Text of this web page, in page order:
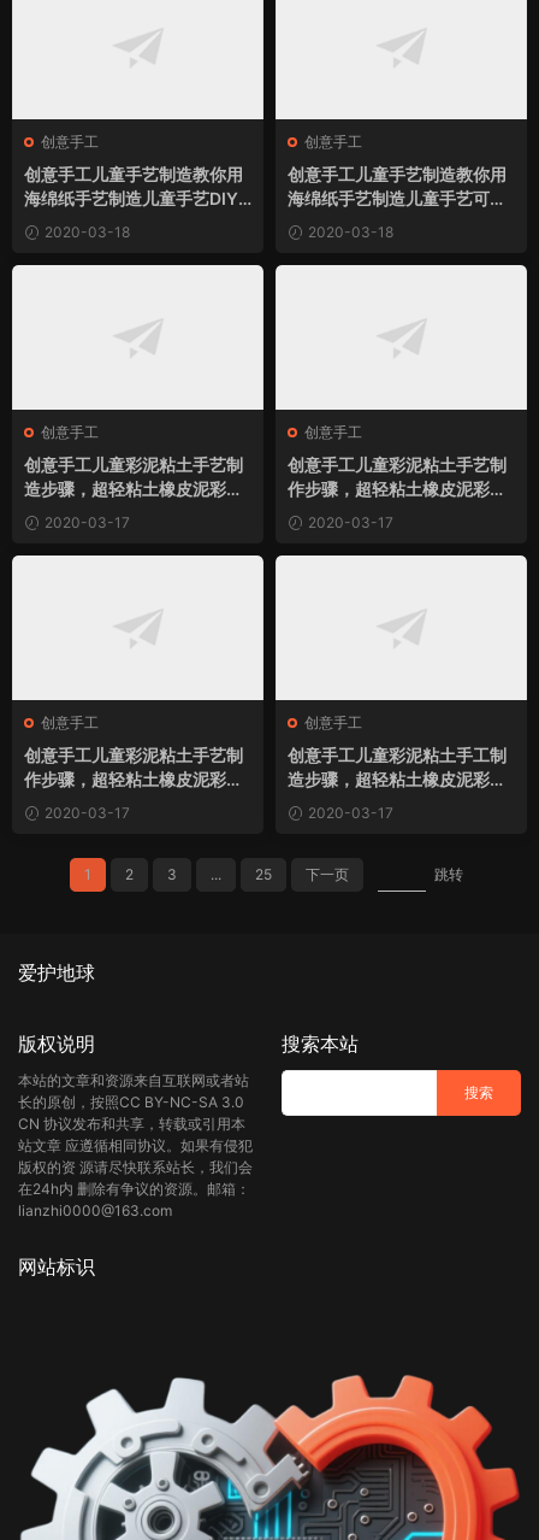
创意手工
创意手工儿童手艺制造教你用
海绵纸手艺制造儿童手艺DIY
蘑菇房子粘贴画小制作
2020-03-18
创意手工
创意手工儿童手艺制造教你用
海绵纸手艺制造儿童手艺可爱
的小老鼠粘贴画小制作
2020-03-18
创意手工
创意手工儿童彩泥粘土手艺制
造步骤，超轻粘土橡皮泥彩泥
手艺制造呆萌小蜗牛小制作
2020-03-17
创意手工
创意手工儿童彩泥粘土手艺制
作步骤，超轻粘土橡皮泥彩泥
手艺制作特别的呆萌非常可爱
的小鸡小制作
2020-03-17
创意手工
创意手工儿童彩泥粘土手艺制
作步骤，超轻粘土橡皮泥彩泥
手艺制作心爱的小汽车小制作
2020-03-17
创意手工
创意手工儿童彩泥粘土手工制
造步骤，超轻粘土橡皮泥彩泥
手工制造“好吃”的西瓜糖果小
制作
2020-03-17
1 2 3 ... 25 下一页 跳转
爱护地球
版权说明
本站的文章和资源来自互联网或者站
长的原创，按照CC BY-NC-SA 3.0
CN 协议发布和共享，转载或引用本
站文章 应遵循相同协议。如果有侵犯
版权的资 源请尽快联系站长，我们会
在24h内 删除有争议的资源。邮箱：
lianzhi0000@163.com
搜索本站
网站标识